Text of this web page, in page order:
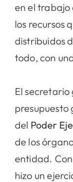
en el trabajo
los recursos
distribuidos
todo, con
El secretario
del Poder
de los
entidad.
hizo un